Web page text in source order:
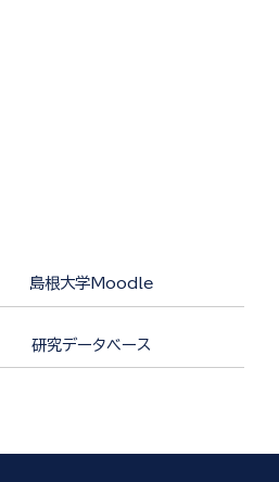
島根大学Moodle
研究データベース